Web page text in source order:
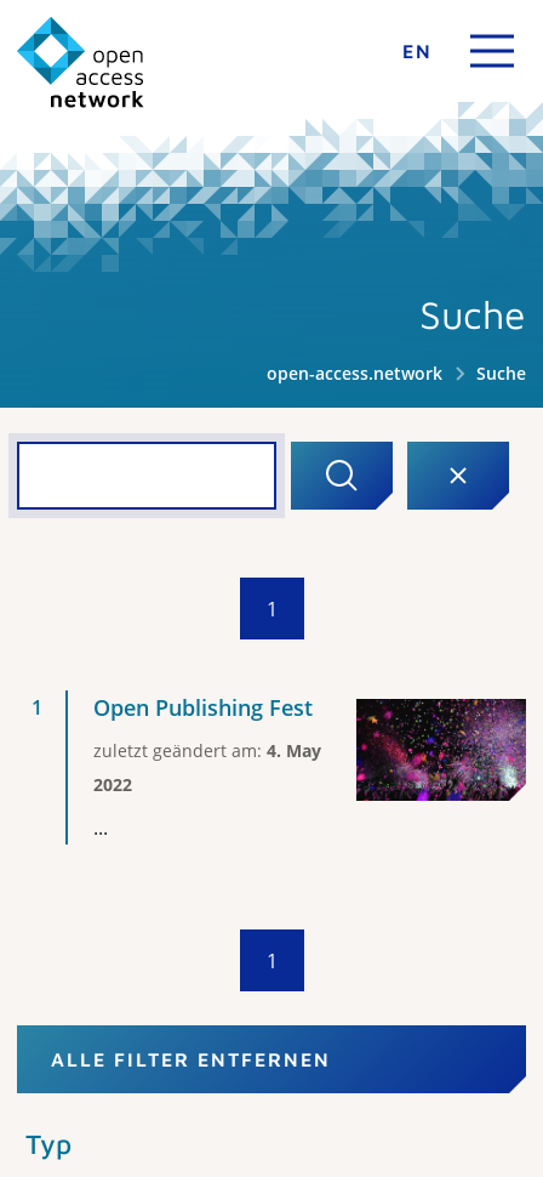
EN
Suche
open-access.network Suche
1
Open Publishing Fest
zuletzt geändert am: 4. May
2022
...
1
ALLE FILTER ENTFERNEN
Typ